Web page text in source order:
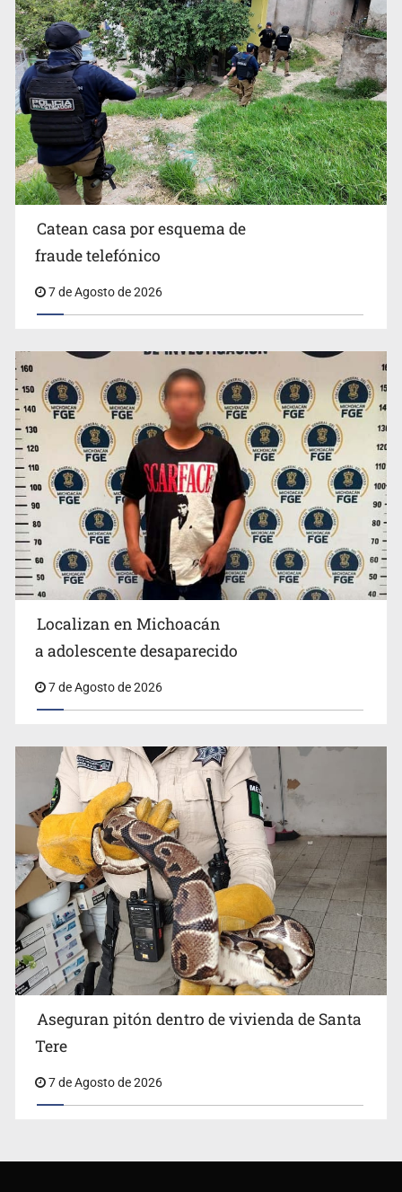
Lamenta Carla Humphrey la negativa del INE para
aprobar lineamientos de fiscalización
Resalta Fujimori restablecimiento de relaciones con
México
Catean casa por esquema de
fraude telefónico
7 de Agosto de 2026
Localizan en Michoacán
a adolescente desaparecido
7 de Agosto de 2026
Aseguran pitón dentro de vivienda de Santa
Tere
7 de Agosto de 2026